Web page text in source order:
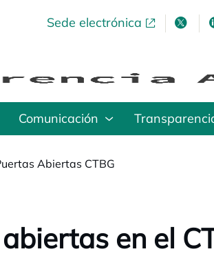
Sede electrónicase abre en unase
Comunicación
Abiertas CTBG
en el